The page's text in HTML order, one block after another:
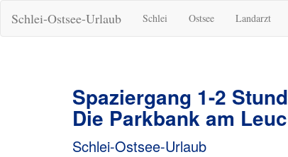
Schlei-Ostsee-Urlaub Schlei Ostsee Landarzt
Spaziergang 1-2
Die Parkbank am
Schlei-Ostsee-Urlaub